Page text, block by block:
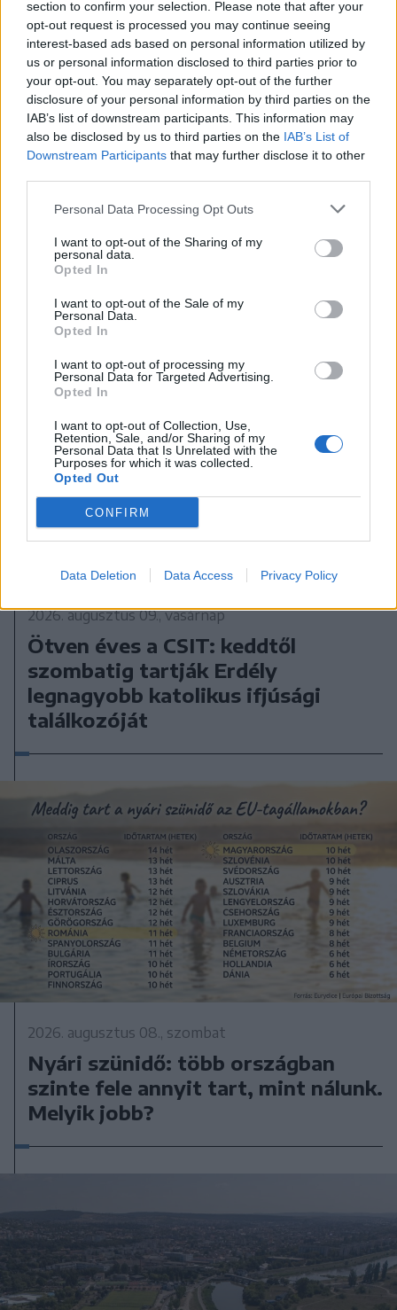
section to confirm your selection. Please note that after your
opt-out request is processed you may continue seeing
interest-based ads based on personal information utilized by
us or personal information disclosed to third parties prior to
your opt-out. You may separately opt-out of the further
disclosure of your personal information by third parties on the
IAB’s list of downstream participants. This information may
also be disclosed by us to third parties on the IAB’s List of
Downstream Participants that may further disclose it to other
Personal Data Processing Opt Outs
I want to opt-out of the Sharing of my
personal data.
Opted In
I want to opt-out of the Sale of my
Personal Data.
Opted In
I want to opt-out of processing my
Personal Data for Targeted Advertising.
Opted In
I want to opt-out of Collection, Use,
Retention, Sale, and/or Sharing of my
Personal Data that Is Unrelated with the
Purposes for which it was collected.
Opted Out
CONFIRM
Data Deletion Data Access Privacy Policy
2026. augusztus 09., vasárnap
Hűtő vagy konyhapult? Így tároljuk
az élelmiszereket a hőségben
2026. augusztus 09., vasárnap
Ötven éves a CSIT: keddtől
szombatig tartják Erdély
legnagyobb katolikus ifjúsági
találkozóját
2026. augusztus 08., szombat
Nyári szünidő: több országban
szinte fele annyit tart, mint nálunk.
Melyik jobb?